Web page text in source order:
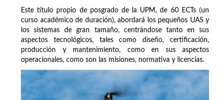
Este título propio de posgrado de la UPM, de 60 ECTs (un
curso académico de duración), abordará los pequeños UAS y
los sistemas de gran tamaño, centrándose tanto en sus
aspectos tecnológicos, tales como diseño, certificación,
producción y mantenimiento, como en sus aspectos
operacionales, como son las misiones, normativa y licencias.